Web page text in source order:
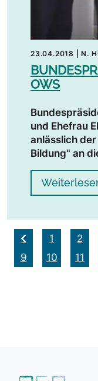
23.04.2018 |N.
OWS
und Ehefrau
anlässlich
Bildung" an
1 2
9
10 11